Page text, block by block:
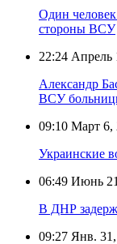
Один человек
стороны ВСУ
22:24 Апрель
Александр
ВСУ
09:10 Март 6,
Украинские
06:49 Июнь
В ДНР
09:27 Янв.